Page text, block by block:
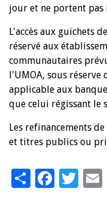
jour et ne portent pas
L'accès aux guichets
réservé aux
communautaires
l'UMOA, sous
applicable aux
que celui régissant le
Les refinancements
et titres publics ou
Share